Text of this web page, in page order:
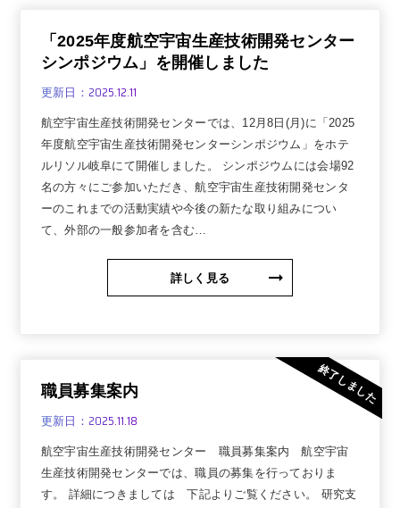
「2025年度航空宇宙生産技術開発センター
シンポジウム」を開催しました
更新日： 2025.12.11
航空宇宙生産技術開発センターでは、12月8日(月)に「2025
年度航空宇宙生産技術開発センターシンポジウム」をホテ
ルリソル岐阜にて開催しました。 シンポジウムには会場92
名の方々にご参加いただき、航空宇宙生産技術開発センタ
ーのこれまでの活動実績や今後の新たな取り組みについ
て、外部の一般参加者を含む…
詳しく見る
終了しました
職員募集案内
更新日： 2025.11.18
航空宇宙生産技術開発センター 職員募集案内 航空宇宙
生産技術開発センターでは、職員の募集を行っておりま
す。 詳細につきましては 下記よりご覧ください。 研究支